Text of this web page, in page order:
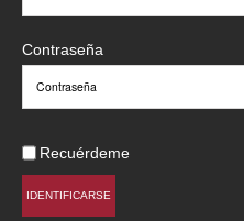
Contraseña
Recuérdeme
IDENTIFICARSE